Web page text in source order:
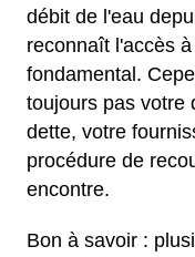
débit de l'eau
reconnaît l'accès
fondamental.
toujours pas votre
dette, votre
procédure de
encontre.
Bon à savoir :